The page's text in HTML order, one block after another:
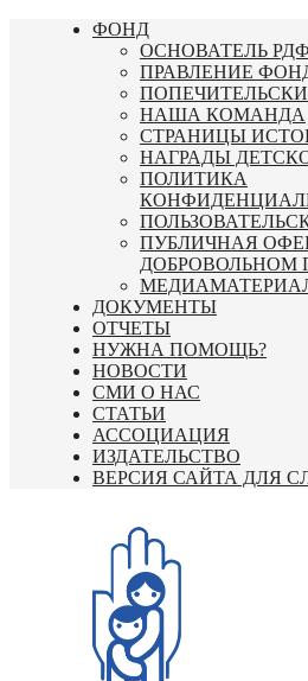
Перейти
ФОНД
ОСНОВАТЕЛЬ РДФ
ПРАВЛЕНИЕ
НАША КОМАНДА
СТРАНИЦЫ
НАГРАДЫ
ПОЛИТИКА
ПУБЛИЧНАЯ
ДОБРОВОЛЬНОМ
ДОКУМЕНТЫ
ОТЧЕТЫ
НУЖНА ПОМОЩЬ?
НОВОСТИ
СМИ О НАС
СТАТЬИ
АССОЦИАЦИЯ
ИЗДАТЕЛЬСТВО
ВЕРСИЯ САЙТА ДЛЯ